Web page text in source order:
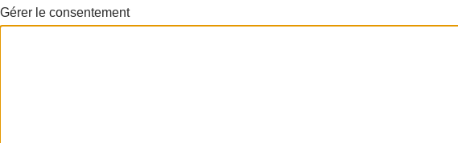
Gérer le consentement